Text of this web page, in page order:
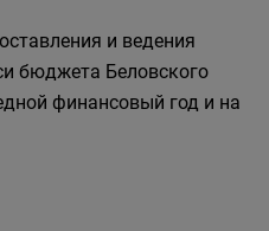
и ведения
бюджета Беловского
финансовый год и на